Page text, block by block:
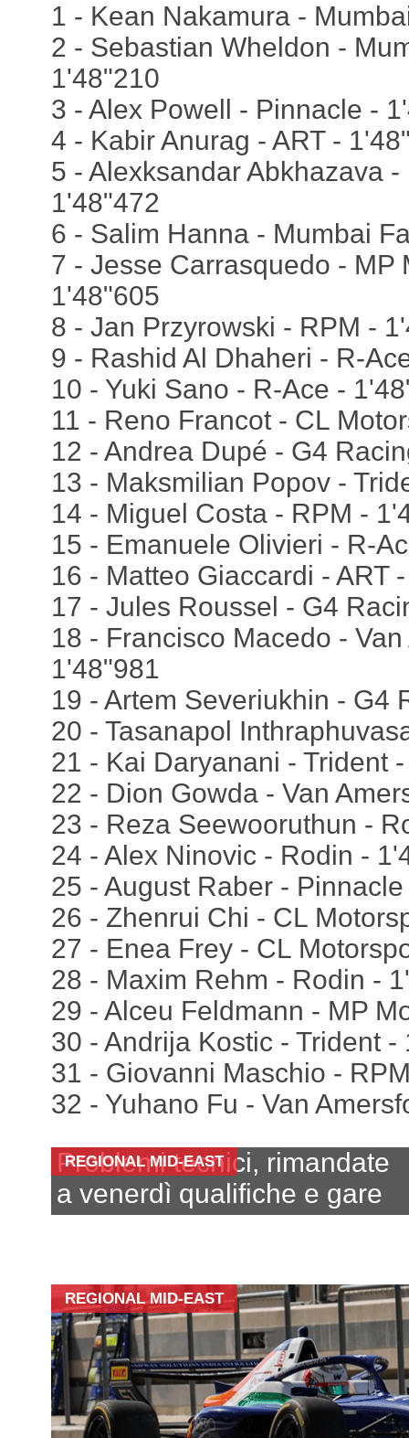
1 - Kean Nakamura -
2 - Sebastian Wheldon -
1'48"210
3 - Alex Powell - Pinnacle -
4 - Kabir Anurag - ART -
5 - Alexksandar Abkhazava
1'48"472
6 - Salim Hanna - Mumbai
7 - Jesse Carrasquedo - MP
1'48"605
8 - Jan Przyrowski - RPM -
9 - Rashid Al Dhaheri - R-
10 - Yuki Sano - R-Ace -
11 - Reno Francot - CL
12 - Andrea Dupé - G4
13 - Maksmilian Popov -
14 - Miguel Costa - RPM -
15 - Emanuele Olivieri - R-
16 - Matteo Giaccardi - ART
17 - Jules Roussel - G4
18 - Francisco Macedo -
1'48"981
19 - Artem Severiukhin - G4
20 - Tasanapol
21 - Kai Daryanani - Trident
22 - Dion Gowda - Van
23 - Reza Seewooruthun -
24 - Alex Ninovic - Rodin -
25 - August Raber -
26 - Zhenrui Chi - CL
27 - Enea Frey - CL
28 - Maxim Rehm - Rodin -
29 - Alceu Feldmann - MP
30 - Andrija Kostic - Trident -
31 - Giovanni Maschio -
32 - Yuhano Fu - Van
REGIONAL MID-EAST
Problemi tecnici, rimandate
a venerdì qualifiche e gare
REGIONAL MID-EAST